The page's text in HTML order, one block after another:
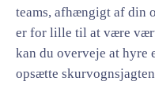
teams, afhængigt af din
er for lille til at være
kan du overveje at hyre
opsætte